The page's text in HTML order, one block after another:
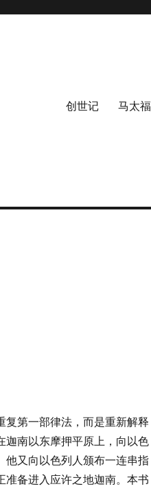
创世记 马太
复第一部律法，而是重新解释
迦南以东摩押平原上，向以色
他又向以色列人颁布一连串指
准备进入应许之地迦南。本书